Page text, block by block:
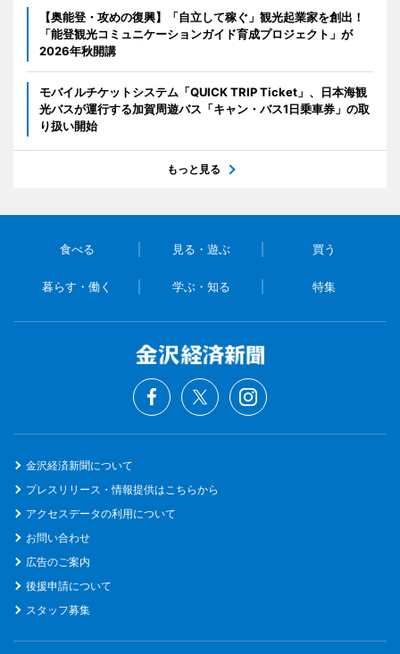
【奥能登・攻めの復興】「自立して稼ぐ」観光起業家を創出！
「能登観光コミュニケーションガイド育成プロジェクト」が
2026年秋開講
モバイルチケットシステム「QUICK TRIP Ticket」、日本海観
光バスが運行する加賀周遊バス「キャン・バス1日乗車券」の取
り扱い開始
もっと見る
食べる 見る・遊ぶ 買う
暮らす・働く 学ぶ・知る 特集
金沢経済新聞について
プレスリリース・情報提供はこちらから
アクセスデータの利用について
お問い合わせ
広告のご案内
後援申請について
スタッフ募集